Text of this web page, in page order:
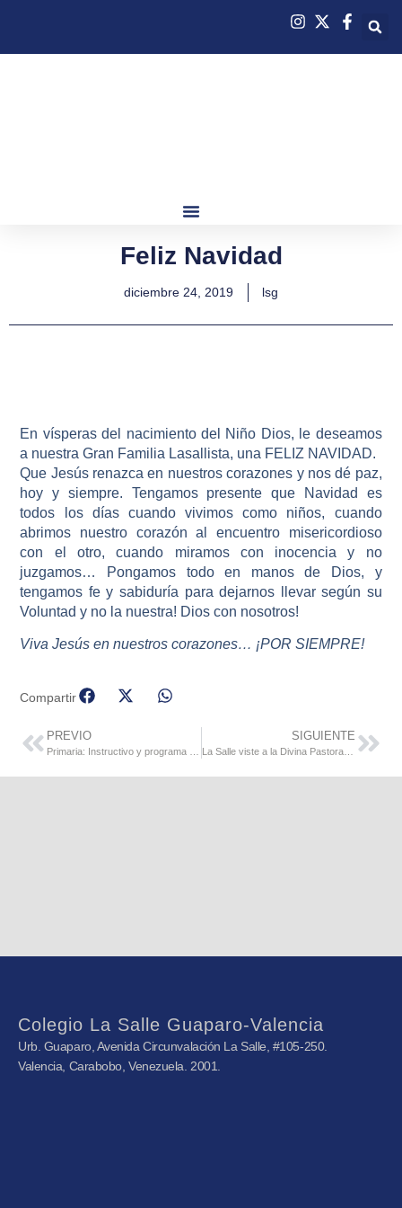
Feliz Navidad
diciembre 24, 2019 lsg
En vísperas del nacimiento del Niño Dios, le deseamos
a nuestra Gran Familia Lasallista, una FELIZ NAVIDAD.
Que Jesús renazca en nuestros corazones y nos dé paz,
hoy y siempre. Tengamos presente que Navidad es
todos los días cuando vivimos como niños, cuando
abrimos nuestro corazón al encuentro misericordioso
con el otro, cuando miramos con inocencia y no
juzgamos… Pongamos todo en manos de Dios, y
tengamos fe y sabiduría para dejarnos llevar según su
Voluntad y no la nuestra! Dios con nosotros!
Viva Jesús en nuestros corazones… ¡POR SIEMPRE!
Compartir
PREVIO SIGUIENTE
La Salle viste a la Divina Pastora en su visita 164 a Barquisimeto
Colegio La Salle Guaparo-Valencia
Urb. Guaparo, Avenida Circunvalación La Salle, #105-250.
Valencia, Carabobo, Venezuela. 2001.